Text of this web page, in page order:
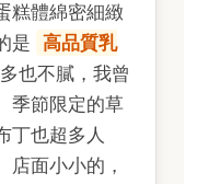
糕體綿密細緻
是 高品質乳
也不膩，我曾
季節限定的草
丁也超多人
店面小小的，